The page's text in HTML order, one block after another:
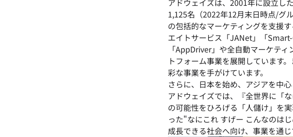
アドウェイズは、2001年に設立し
1,125名（2022年12月末日時点/グ
の包括的なマーケティングを支援
エイトサービス「JANet」「
「AppDriver」や全自動マーケテ
トフォーム事業を展開しています
彩な事業を手がけています。
さらに、日本を始め、アジアを中
アドウェイズでは、『全世界に「
の可能性をひろげる「人儲け」を
った"なにこれ すげー こんなのは
成長できる社会へ向け、事業を通